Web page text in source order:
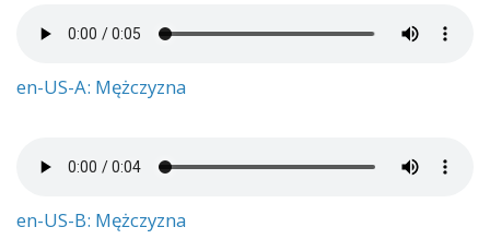
en-US-A: Mężczyzna
en-US-B: Mężczyzna